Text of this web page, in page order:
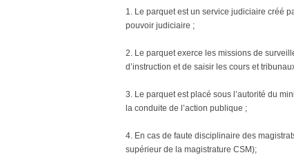
1. Le parquet est un service judiciaire créé
pouvoir judiciaire ;
2. Le parquet exerce les missions de
d’instruction et de saisir les cours et
3. Le parquet est placé sous l’autorité du
la conduite de l’action publique ;
4. En cas de faute disciplinaire des
supérieur de la magistrature CSM);